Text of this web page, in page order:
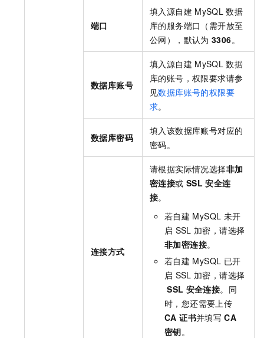
端口
填入源自建 MySQL 数据
库的服务端口（需开放至
公网），默认为 3306。
数据库账号
填入源自建 MySQL 数据
库的账号，权限要求请参
见数据库账号的权限要
求。
数据库密码
填入该数据库账号对应的
密码。
连接方式
请根据实际情况选择非加
密连接或 SSL 安全连
接。
若自建 MySQL 未开
启 SSL 加密，请选择
非加密连接。
若自建 MySQL 已开
启 SSL 加密，请选择
SSL 安全连接。同
时，您还需要上传
CA 证书并填写 CA
密钥。